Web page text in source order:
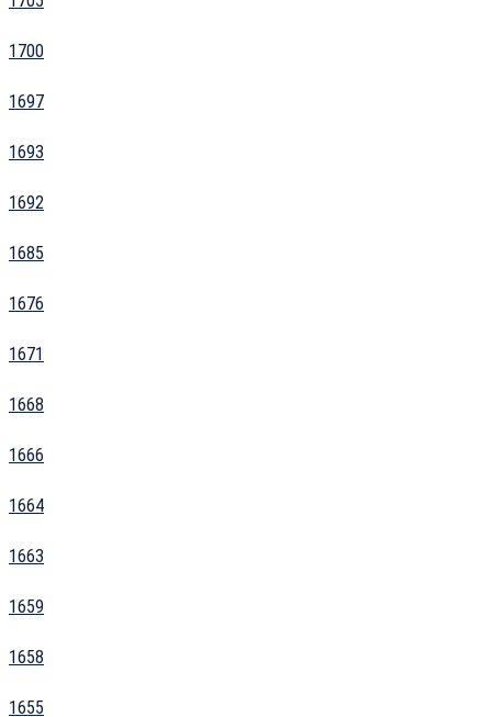
1700
1697
1693
1692
1685
1676
1671
1668
1666
1664
1663
1659
1658
1655